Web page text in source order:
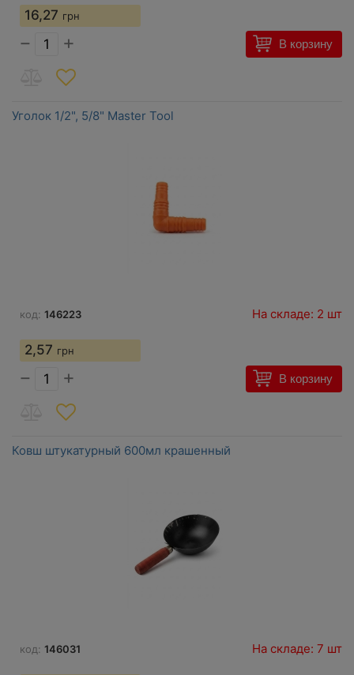
16,27 грн
− + В корзину
Уголок 1/2", 5/8" Master Tool
код: 146223 На складе: 2 шт
2,57 грн
− + В корзину
Ковш штукатурный 600мл крашенный
код: 146031 На складе: 7 шт